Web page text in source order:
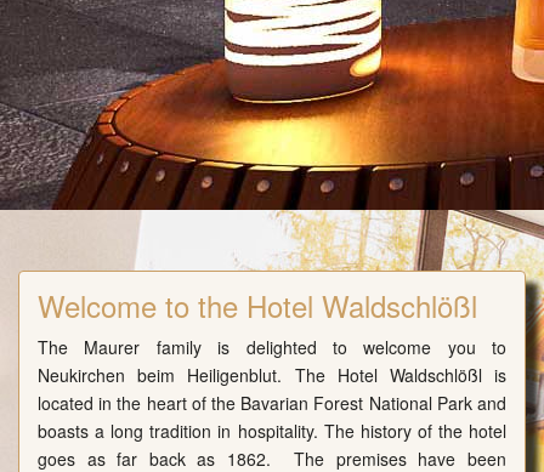
Welcome to the Hotel Waldschlößl
The Maurer family is delighted to welcome you to
Neukirchen beim Heiligenblut. The Hotel Waldschlößl is
located in the heart of the Bavarian Forest National Park and
boasts a long tradition in hospitality. The history of the hotel
goes as far back as 1862. The premises have been